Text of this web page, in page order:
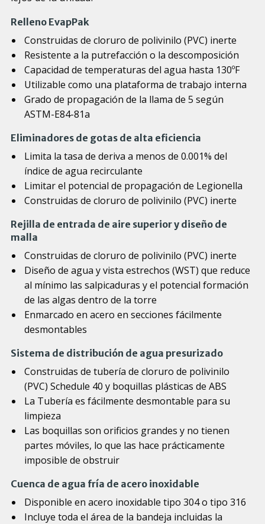
Relleno EvapPak
Construidas de cloruro de polivinilo (PVC) inerte
Resistente a la putrefacción o la descomposición
Capacidad de temperaturas del agua hasta 130ºF
Utilizable como una plataforma de trabajo interna
Grado de propagación de la llama de 5 según
ASTM-E84-81a
Eliminadores de gotas de alta eficiencia
Limita la tasa de deriva a menos de 0.001% del
índice de agua recirculante
Limitar el potencial de propagación de Legionella
Construidas de cloruro de polivinilo (PVC) inerte
Rejilla de entrada de aire superior y diseño de
malla
Construidas de cloruro de polivinilo (PVC) inerte
Diseño de agua y vista estrechos (WST) que reduce
al mínimo las salpicaduras y el potencial formación
de las algas dentro de la torre
Enmarcado en acero en secciones fácilmente
desmontables
Sistema de distribución de agua presurizado
Construidas de tubería de cloruro de polivinilo
(PVC) Schedule 40 y boquillas plásticas de ABS
La Tubería es fácilmente desmontable para su
limpieza
Las boquillas son orificios grandes y no tienen
partes móviles, lo que las hace prácticamente
imposible de obstruir
Cuenca de agua fría de acero inoxidable
Disponible en acero inoxidable tipo 304 o tipo 316
Incluye toda el área de la bandeja incluidas la